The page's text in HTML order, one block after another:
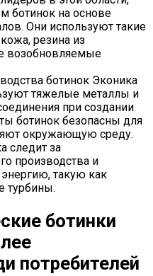
ботинок на основе
Они используют такие
резина из
возобновляемые
ботинок Эконика
тяжелые металлы и
при создании
ботинок безопасны для
окружающую среду.
следит за
производства и
такую как
турбины.
ботинки
потребителей